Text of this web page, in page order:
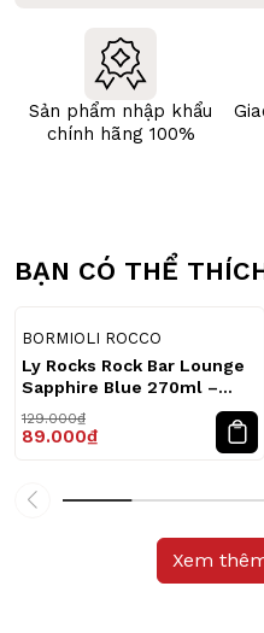
Sản phẩm nhập khẩu
chính hãng 100%
BẠN CÓ THỂ
BORMIOLI ROCCO
Ly Rocks Rock Bar Lounge
Sapphire Blue 270ml –
Bormioli Rocco
129.000₫
89.000₫
Xem